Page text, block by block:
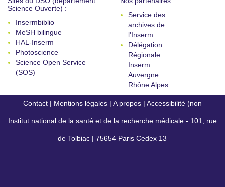
Science Ouverte) :
Insermbiblio
MeSH bilingue
HAL-Inserm
Photoscience
Science Open Service
(SOS)
Service des
archives de
l'Inserm
Délégation
Régionale
Inserm
Auvergne
Rhône Alpes
Contact | Mentions légales | A propos | Accessibilité (non
conforme)
Institut national de la santé et de la recherche médicale - 101, rue
de Tolbiac | 75654 Paris Cedex 13